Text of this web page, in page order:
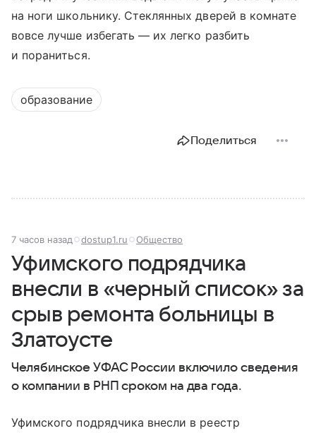
на ноги школьнику. Стеклянных дверей в комнате
вовсе лучше избегать — их легко разбить
и пораниться.
образование
Поделиться
7 часов назад dostup1.ru Общество
Уфимского подрядчика
внесли в «черный список» за
срыв ремонта больницы в
Златоусте
Челябинское УФАС России включило сведения
о компании в РНП сроком на два года.
Уфимского подрядчика внесли в реестр